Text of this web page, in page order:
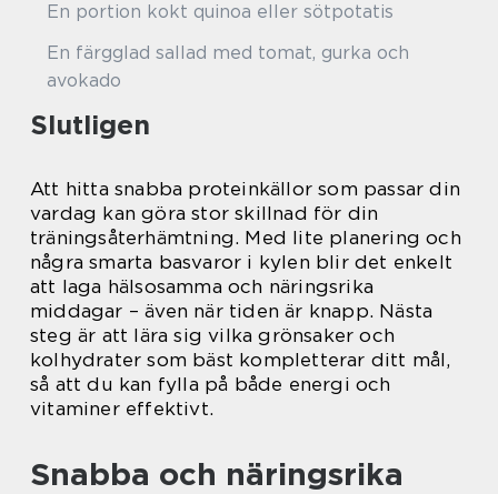
En portion kokt quinoa eller sötpotatis
En färgglad sallad med tomat, gurka och
avokado
Slutligen
Att hitta snabba proteinkällor som passar din
vardag kan göra stor skillnad för din
träningsåterhämtning. Med lite planering och
några smarta basvaror i kylen blir det enkelt
att laga hälsosamma och näringsrika
middagar – även när tiden är knapp. Nästa
steg är att lära sig vilka grönsaker och
kolhydrater som bäst kompletterar ditt mål,
så att du kan fylla på både energi och
vitaminer effektivt.
Snabba och näringsrika